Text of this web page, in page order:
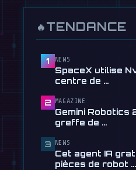
🎬Le robot
5 août
apprend à
30 juillet
pièces de robot
28 juillet
📰
Humanoid
28 juillet
🔥 TENDANCE
1 NEWS
SpaceX utilise
centre de …
2 MAGAZINE
Gemini Robotics
greffe de …
3 NEWS
Cet agent IA
pièces de robot …